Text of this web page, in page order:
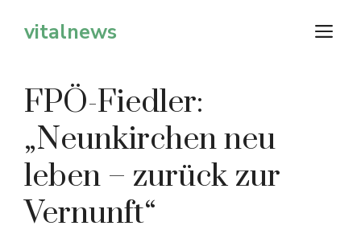
Inhaltvitalnews
FPÖ-Fiedler:
„Neunkirchen neu
leben – zurück zur
Vernunft“